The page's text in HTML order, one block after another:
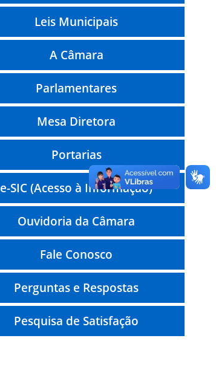
Leis Municipais
A Câmara
Parlamentares
Mesa Diretora
Portarias
e-SIC (Acesso à Informação)
Ouvidoria da Câmara
Fale Conosco
Perguntas e Respostas
Pesquisa de Satisfação